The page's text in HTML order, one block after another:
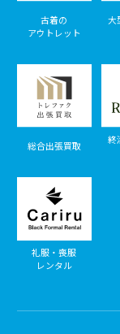
古着の
アウトレット
大
総合出張買取
終
礼服・喪服
レンタル